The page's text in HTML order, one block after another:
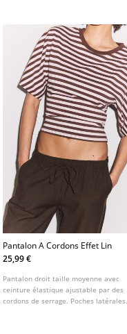
Pantalon A Cordons Effet Lin
25,99 €
Pantalon droit taille moyenne avec
ceinture élastique ajustable par des
cordons de serrage. Poches latérales.